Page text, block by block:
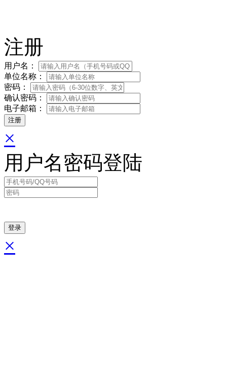
注册
用户名：
单位名称：
密码：
确认密码：
电子邮箱：
×
用户名密码登陆
×